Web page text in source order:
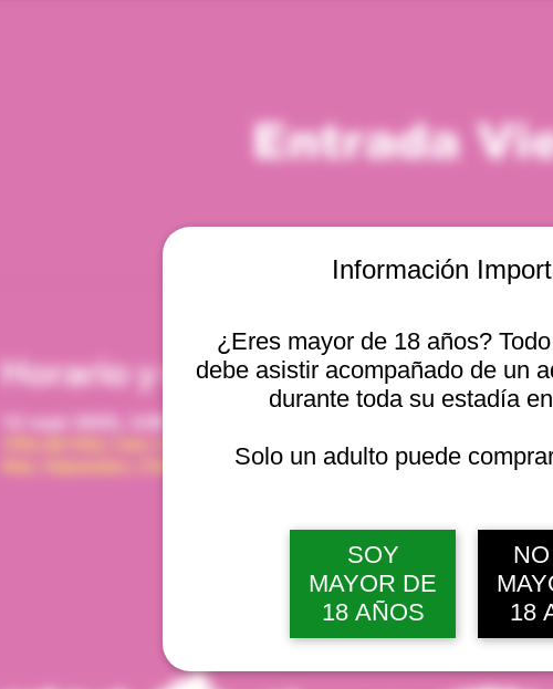
Información
¿Eres mayor de 18 años?
debe asistir acompañado de un
durante toda su estadía
Solo un adulto puede
SOY
MAYOR DE
18 AÑOS
18
Entrada
Horario y ubicación
12 sept 2025, 3:00 p. m. – 4:00 p. m.
Viña del Mar, Cam. Internacional 2440, Viña del
vie, 07 ago, 10:00